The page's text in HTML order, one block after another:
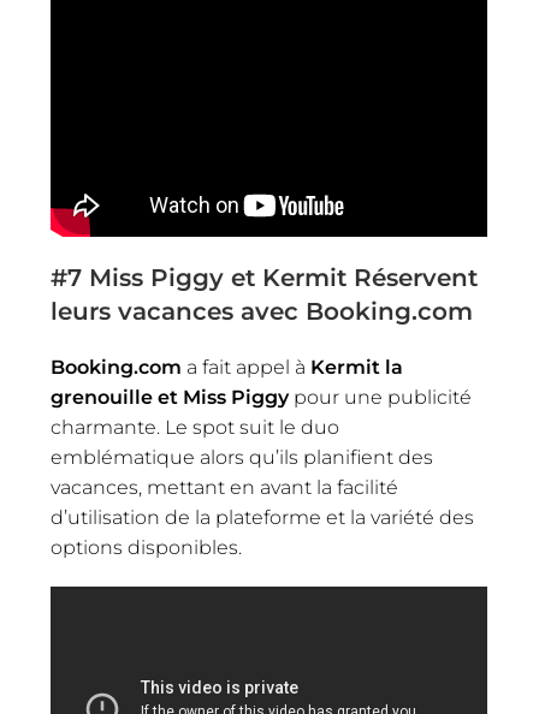
#7 Miss Piggy et Kermit Réservent
leurs vacances avec Booking.com
Booking.com a fait appel à Kermit la
grenouille et Miss Piggypour une publicité
charmante. Le spot suit le duo
emblématique alors qu’ils planifient des
vacances, mettant en avant la facilité
d’utilisation de la plateforme et la variété des
options disponibles.